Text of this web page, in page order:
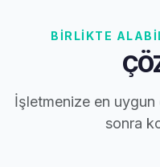
BİRLİKTE
İşletmenize en
sonra